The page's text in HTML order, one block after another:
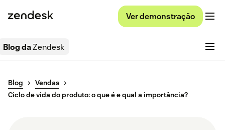
Ver demonstração
Blog daZendesk
Blog
Vendas
Ciclo de vida do produto: o que é e qual a importância?